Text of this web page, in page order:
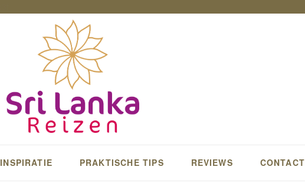
INSPIRATIE PRAKTISCHE TIPS REVIEWS CONTACT